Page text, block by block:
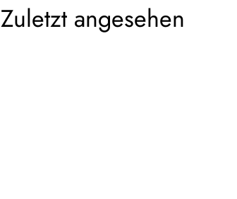
Zuletzt angesehen